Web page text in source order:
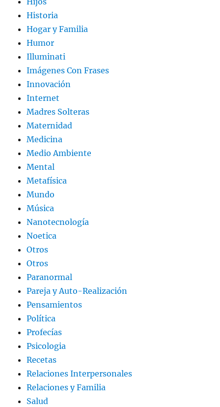
Historia
Hogar y Familia
Humor
Illuminati
Imágenes Con Frases
Innovación
Internet
Madres Solteras
Maternidad
Medicina
Medio Ambiente
Mental
Metafísica
Mundo
Música
Nanotecnología
Noetica
Otros
Otros
Paranormal
Pareja y Auto-Realización
Pensamientos
Política
Profecías
Psicologia
Recetas
Relaciones Interpersonales
Relaciones y Familia
Salud